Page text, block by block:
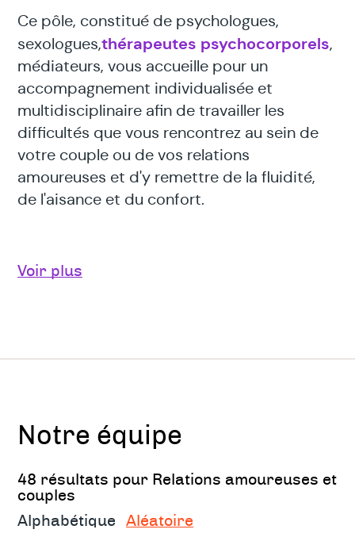
Ce pôle, constitué de psychologues,
sexologues,thérapeutes psychocorporels,
médiateurs, vous accueille pour un
accompagnement individualisée et
multidisciplinaire afin de travailler les
difficultés que vous rencontrez au sein de
votre couple ou de vos relations
amoureuses et d'y remettre de la fluidité,
de l'aisance et du confort.
de pouvoir,...
Dépendance affective au sein du couple
Jalousie excessive
Voir plus
Notre équipe
48 résultats pour Relations amoureuses et
couples
Alphabétique
Aléatoire